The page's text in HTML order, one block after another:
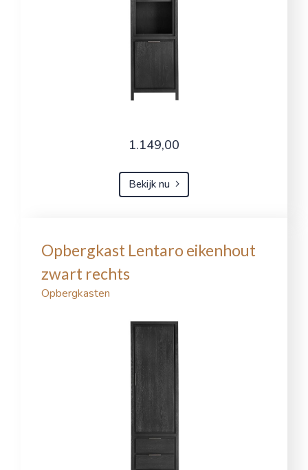
1.149,00
Bekijk nu
Opbergkast Lentaro eikenhout
zwart rechts
Opbergkasten